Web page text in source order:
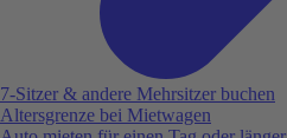
7-Sitzer & andere Mehrsitzer buchen
Altersgrenze bei Mietwagen